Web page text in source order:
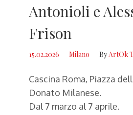
Antonioli e
Frison
15.02.2026 Milano ByArtOk
Cascina Roma, Piazza
Donato Milanese.
Dal 7 marzo al 7 aprile.